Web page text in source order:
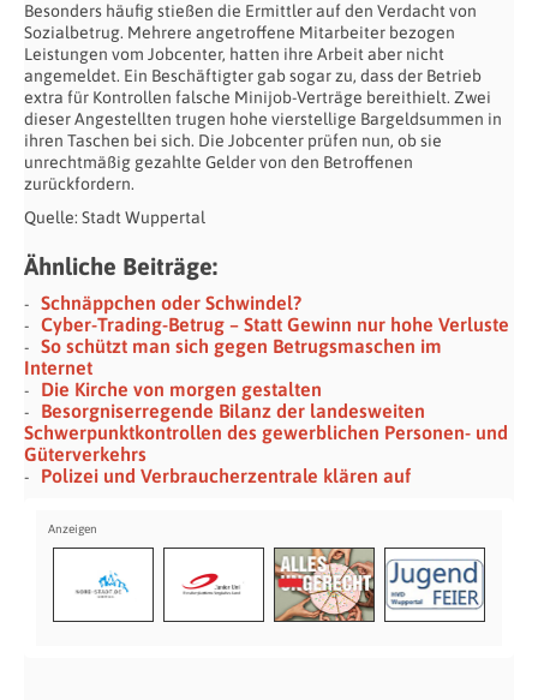
Besonders häufig stießen die Ermittler auf den Verdacht von
Sozialbetrug. Mehrere angetroffene Mitarbeiter bezogen
Leistungen vom Jobcenter, hatten ihre Arbeit aber nicht
angemeldet. Ein Beschäftigter gab sogar zu, dass der Betrieb
extra für Kontrollen falsche Minijob-Verträge bereithielt. Zwei
dieser Angestellten trugen hohe vierstellige Bargeldsummen in
ihren Taschen bei sich. Die Jobcenter prüfen nun, ob sie
unrechtmäßig gezahlte Gelder von den Betroffenen
zurückfordern.
Quelle: Stadt Wuppertal
Ähnliche Beiträge:
Schnäppchen oder Schwindel?
Cyber-Trading-Betrug – Statt Gewinn nur hohe Verluste
So schützt man sich gegen Betrugsmaschen im
Internet
Die Kirche von morgen gestalten
Besorgniserregende Bilanz der landesweiten
Schwerpunktkontrollen des gewerblichen Personen- und
Güterverkehrs
Polizei und Verbraucherzentrale klären auf